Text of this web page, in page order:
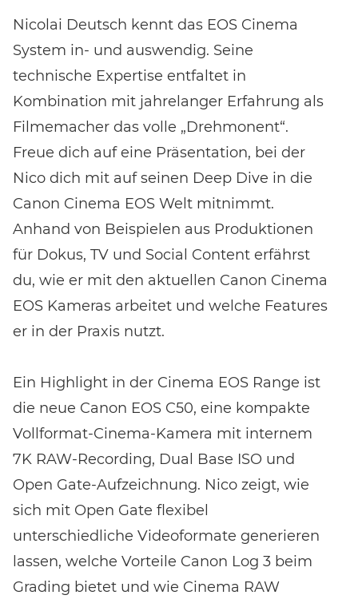
Nicolai Deutsch kennt das EOS Cinema
System in- und auswendig. Seine
technische Expertise entfaltet in
Kombination mit jahrelanger Erfahrung als
Filmemacher das volle „Drehmonent“.
Freue dich auf eine Präsentation, bei der
Nico dich mit auf seinen Deep Dive in die
Canon Cinema EOS Welt mitnimmt.
Anhand von Beispielen aus Produktionen
für Dokus, TV und Social Content erfährst
du, wie er mit den aktuellen Canon Cinema
EOS Kameras arbeitet und welche Features
er in der Praxis nutzt.
Ein Highlight in der Cinema EOS Range ist
die neue Canon EOS C50, eine kompakte
Vollformat-Cinema-Kamera mit internem
7K RAW-Recording, Dual Base ISO und
Open Gate-Aufzeichnung. Nico zeigt, wie
sich mit Open Gate flexibel
unterschiedliche Videoformate generieren
lassen, welche Vorteile Canon Log 3 beim
Grading bietet und wie Cinema RAW